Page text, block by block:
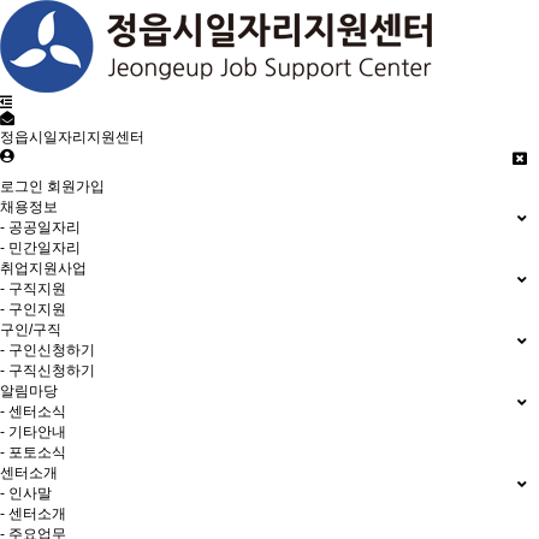
정읍시일자리지원센터
로그인 회원가입
채용정보
- 공공일자리
- 민간일자리
취업지원사업
- 구직지원
- 구인지원
구인/구직
- 구인신청하기
- 구직신청하기
알림마당
- 센터소식
- 기타안내
- 포토소식
센터소개
- 인사말
- 센터소개
- 주요업무